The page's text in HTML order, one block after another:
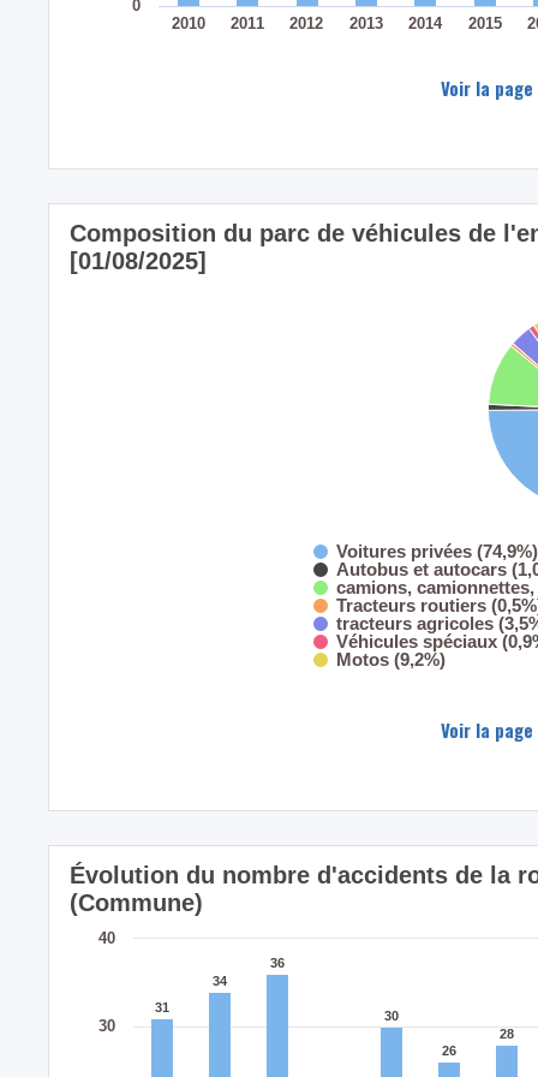
2010 2011 2012 2013 2014 2015
0
Voir la
Composition du parc de véhicules de
[01/08/2025]
Voitures privées (74,9%)
Autobus et autocars
camions,
Tracteurs routiers
tracteurs agricoles
Véhicules spéciaux
Motos (9,2%)
Voir la
Évolution du nombre d'accidents de la
(Commune)
30
40
31
31
34
34
36
36
30
30
26
26
28
28